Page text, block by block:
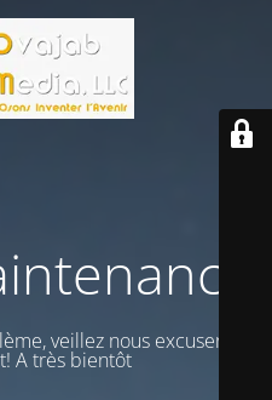
veillez nous excuser vour
A très bientôt